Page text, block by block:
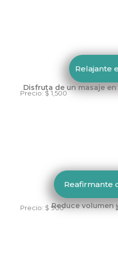
Relajante
Disfruta de un masaje
Precio: $ 1,500
Reafirmante
Reduce volumen
Precio: $ 900